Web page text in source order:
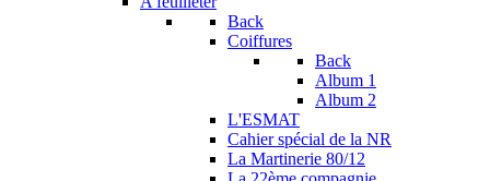
Back
Coiffures
Back
Album 1
Album 2
L'ESMAT
Cahier spécial de la NR
La Martinerie 80/12